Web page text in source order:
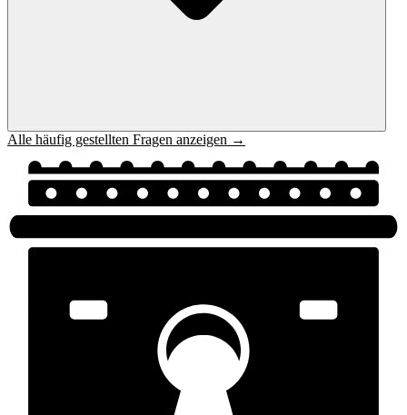
Alle häufig gestellten Fragen anzeigen →